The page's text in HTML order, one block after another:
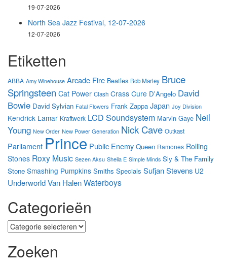
19-07-2026
North Sea Jazz Festival, 12-07-2026
12-07-2026
Etiketten
ABBA Amy Winehouse Arcade Fire Beatles Bob Marley Bruce
Springsteen Cat Power Clash Crass Cure D'Angelo David
Bowie David Sylvian Fatal Flowers Frank Zappa Japan Joy Division
Kendrick Lamar Kraftwerk LCD Soundsystem Marvin Gaye Neil
Young New Order New Power Generation Nick Cave Outkast
Parliament Prince Public Enemy Queen Ramones Rolling
Stones Roxy Music Sezen Aksu Sheila E Simple Minds Sly & The Family
Stone Smashing Pumpkins Smiths Specials Sufjan Stevens U2
UnderworldVan HalenWaterboys
Categorieën
Categorieën
Zoeken